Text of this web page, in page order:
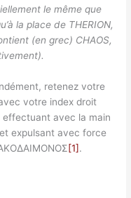
le même que
la place de THERION,
(en grec) CHAOS,
retenez votre
votre index droit
avec la main
expulsant avec force
[1].